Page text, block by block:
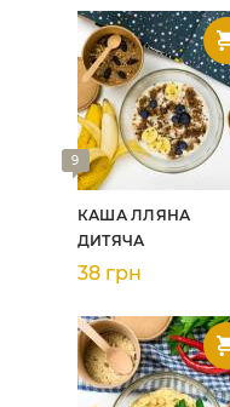
9
КАША ЛЛЯНА
ДИТЯЧА
38 грн